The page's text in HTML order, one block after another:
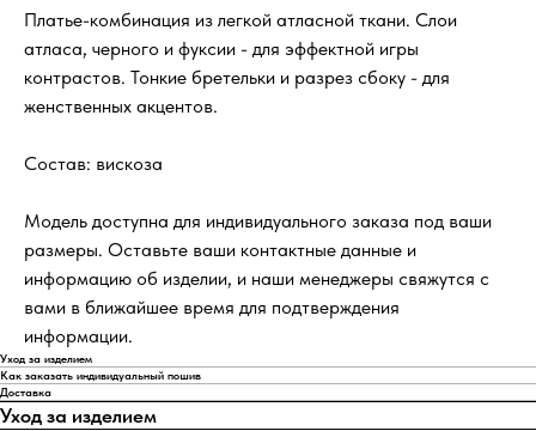
Платье-комбинация из легкой атласной ткани. Слои
атласа, черного и фуксии - для эффектной игры
контрастов. Тонкие бретельки и разрез сбоку - для
женственных акцентов.
Состав: вискоза
Модель доступна для индивидуального заказа под ваши
размеры. Оставьте ваши контактные данные и
информацию об изделии, и наши менеджеры свяжутся с
вами в ближайшее время для подтверждения
информации.
Уход за изделием
Как заказать индивидуальный пошив
Доставка
Уход за изделием